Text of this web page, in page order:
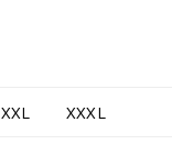
XXL XXXL